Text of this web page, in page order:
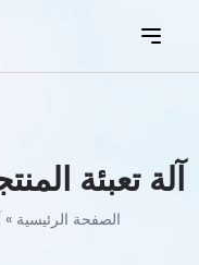
آلة تعبئة
الصفحة الرئيسية »